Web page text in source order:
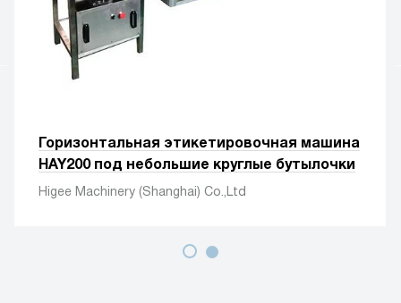
Горизонтальная этикетировочная машина
HAY200 под небольшие круглые бутылочки
Higee Machinery (Shanghai) Co.,Ltd